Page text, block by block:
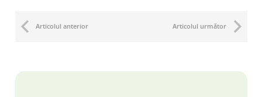
Articolul anterior Articolul următor